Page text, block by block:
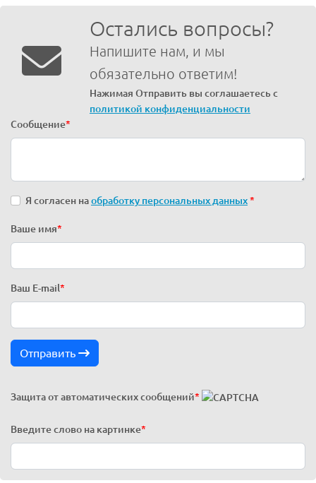
Остались вопросы?
Напишите нам, и мы
обязательно ответим!
Нажимая Отправить вы соглашаетесь с
политикой конфиденциальности
Сообщение*
Я согласен наобработку персональных данных*
Ваше имя*
Ваш E-mail *
Отправить
Защита от автоматических сообщений*
Введите слово на картинке*